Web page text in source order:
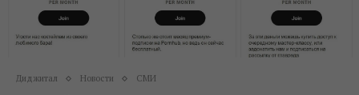
Диджитал Новости СМИ